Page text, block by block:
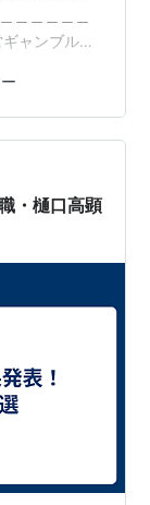
ャンブル在
～～～～～
の不夜城、
も居るだろ
、強い。そ
・樋口高顕